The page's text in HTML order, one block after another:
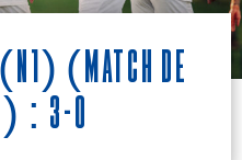
(N1) (match de
: 3-0